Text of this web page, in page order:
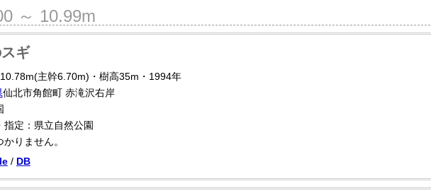
～ 10.99m
ギ
主幹6.70m)・樹高35m・1994年
仙北市角館町 赤滝沢右岸
定：県立自然公園
りません。
/ DB